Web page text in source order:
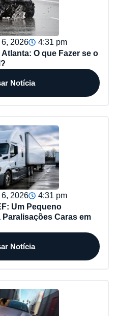
2026
4:31 pm
O que Fazer se o
Notícia
2026
4:31 pm
Um Pequeno
Caras em
Notícia